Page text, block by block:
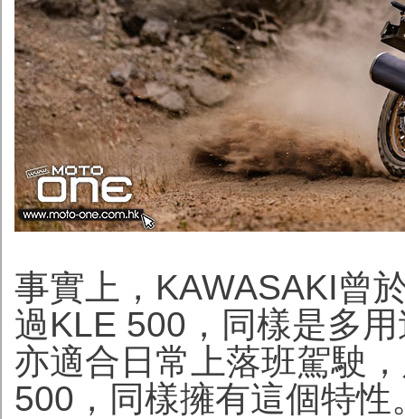
事實上，KAWASAKI曾
過KLE 500，同樣是多
亦適合日常上落班駕駛
500，同樣擁有這個特性